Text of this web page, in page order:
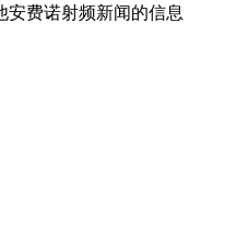
安费诺射频新闻的信息